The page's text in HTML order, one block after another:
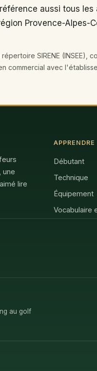
aussi tous
Provence-Alpes-
SIRENE (INSEE),
commercial avec
une
lire
APPRENDRE
Débutant
Technique
Équipement
Vocabulaire
au golf